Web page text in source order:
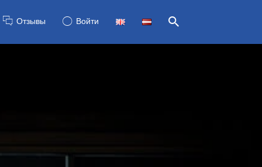
Отзывы Войти